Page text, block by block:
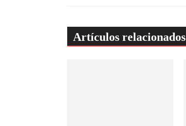
Artículos relacionados